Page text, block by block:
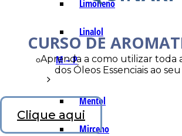
Limoneno
Linalol
M – P
Mentol
Mirceno
CURSO DE
Aprenda a como utilizar toda
dos Óleos Essenciais ao
Clique aqui